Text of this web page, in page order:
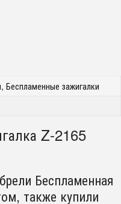
Беспламенные зажигалки
Z-2165
Беспламенная
также купили